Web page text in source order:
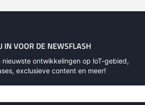
IN VOOR DE NEWSFLASH
ontwikkelingen op loT-gebied,
exclusieve content en meer!